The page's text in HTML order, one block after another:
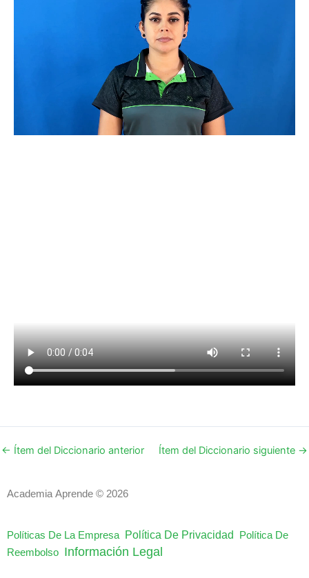
← Ítem del Diccionario anterior Ítem del Diccionario siguiente →
Academia Aprende © 2026
Políticas De La Empresa Política De Privacidad
Política De
Reembolso Información Legal